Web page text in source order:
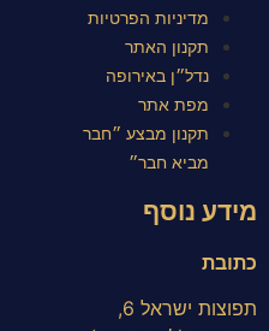
מדיניות הפרטיות
תקנון האתר
נדל״ן באירופה
מפת אתר
תקנון מבצע ״חבר
מביא חבר״
מידע נוסף
כתובת
תפוצות ישראל 6,